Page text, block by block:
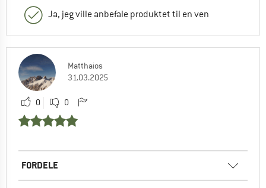
Ja, jeg ville anbefale produktet til en ven
Matthaios
31.03.2025
0 0
FORDELE